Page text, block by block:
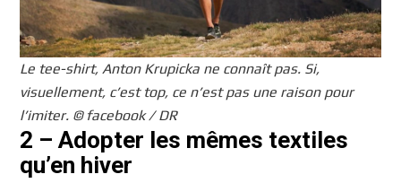
Le tee-shirt, Anton Krupicka ne connaît pas. Si,
visuellement, c’est top, ce n’est pas une raison pour
l’imiter. © facebook / DR
2 – Adopter les mêmes textiles
qu’en hiver